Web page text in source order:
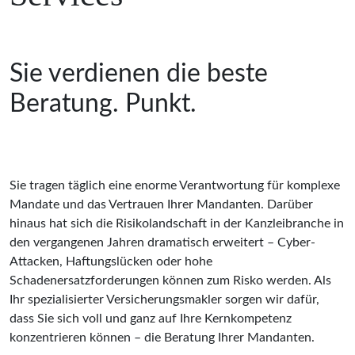
Sie verdienen die beste
Beratung. Punkt.
Sie tragen täglich eine enorme Verantwortung für komplexe
Mandate und das Vertrauen Ihrer Mandanten. Darüber
hinaus hat sich die Risikolandschaft in der Kanzleibranche in
den vergangenen Jahren dramatisch erweitert – Cyber-
Attacken, Haftungslücken oder hohe
Schadenersatzforderungen können zum Risko werden. Als
Ihr spezialisierter Versicherungsmakler sorgen wir dafür,
dass Sie sich voll und ganz auf Ihre Kernkompetenz
konzentrieren können – die Beratung Ihrer Mandanten.